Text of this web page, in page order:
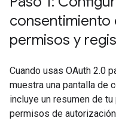
consentimiento
permisos y
Cuando usas OAuth 2.0
muestra una pantalla de
incluye un resumen de
permisos de